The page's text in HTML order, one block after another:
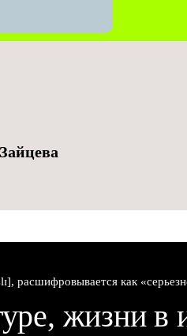
расшифровывается как
жизни в